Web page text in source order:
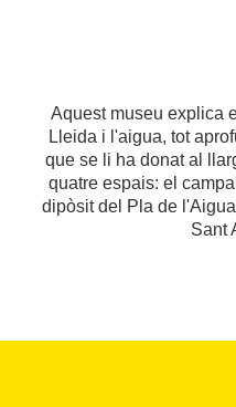
Aquest museu explica
Lleida i l'aigua, tot
que se li ha donat al
quatre espais: el
dipòsit del Pla de
Sant